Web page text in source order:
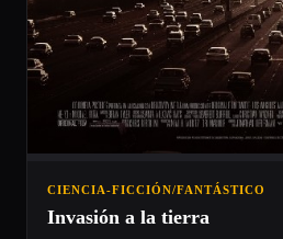
CIENCIA-FICCIÓN/FANTÁSTICO
Invasión a la tierra